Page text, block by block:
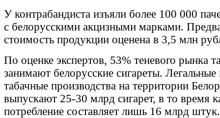
У контрабандиста изъяли более 100 000
с белорусскими акцизными марками.
стоимость продукции оценена в 3,5 млн
По оценке экспертов, 53% теневого рынка
занимают белорусские сигареты.
табачные производства на территории
выпускают 25-30 млрд сигарет, в то время
потребление составляет лишь 16 млрд штук.